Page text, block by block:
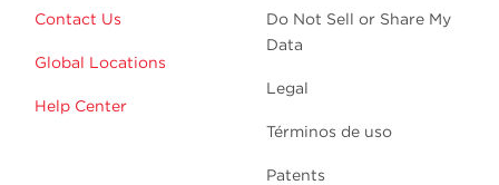
Contact Us
Global Locations
Help Center
Do Not Sell or Share My
Data
Legal
Términos de uso
Patents